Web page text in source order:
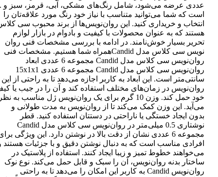
عددی عرضه می‌شود، شامل رنگ‌های مشکی، آبی، قرمز، سبز و
است که شما می‌توانید متناسب با نیاز خود رنگ مورد علاقه‌تان را
انتخاب و خریداری کنید. این روان‌نویس‌ها از برند محبوب سی
هستند که به عنوان محصولات با کیفیت و بادوام در بازار لوازم
تحریر بسیار خوش‌نامند. در ادامه با بررسی مشخصات فنی روان
نویس سی کلاس مدل Candidهمراه شما هستیم. مشخصات فنی
روان‌نویس سی کلاس مدل Candid مجموعه 6 عددی ابعاد
روان‌نویس سی کلاس مدل Candid مجموعه 6 عددی 15x1x1
سانتی‌متر است. این ابعاد به کاربر اجازه می‌دهد تا به راحتی از این
روان‌نویس در زمان‌های مختلف استفاده کند و آن را در جیب یا
خود حمل کند. وزن 10 گرم برای یک روان‌نویس ژل مناسب به
می‌آید. این وزن کمک می‌کند تا از روان‌نویس به مدت طولانی و
بدون ایجاد خستگی یا ناراحتی در دستتان استفاده کنید. قطر
نوشتاری 0.5 میلی‌متر در روان‌نویس سی کلاس مدل Candid
مجموعه 6 عددی نشان از دقت بالا در نوشتن دارد. این ویژگی
افرادی مناسب است که به دنبال نوشتن دقیق و با جزئیات هستند
می‌خواهند خطوط تمیز و زیبا ایجاد کنند. استفاده از پلاستیک در
ساختار بدنه روان‌نویس، آن را سبک و قابل حمل می‌کند. نوع نوک
روان‌نویس Candid به کاربر این امکان را می‌دهد تا به راحتی